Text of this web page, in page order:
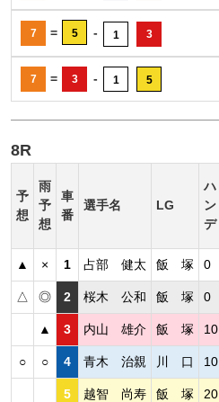
7 = 5 - 1 3
7 = 3 - 1 5
8R
予
想
雨
予
想
車
番
選手名 LG
ハ
ン
デ
▲ × 1 占部 健太 飯 塚 0
△ ◎ 2 桜木 公和 飯 塚 0
▲ 3 内山 雄介 飯 塚 10
○ ○ 4 青木 治親 川 口 10
5 越智 尚寿 飯 塚 20